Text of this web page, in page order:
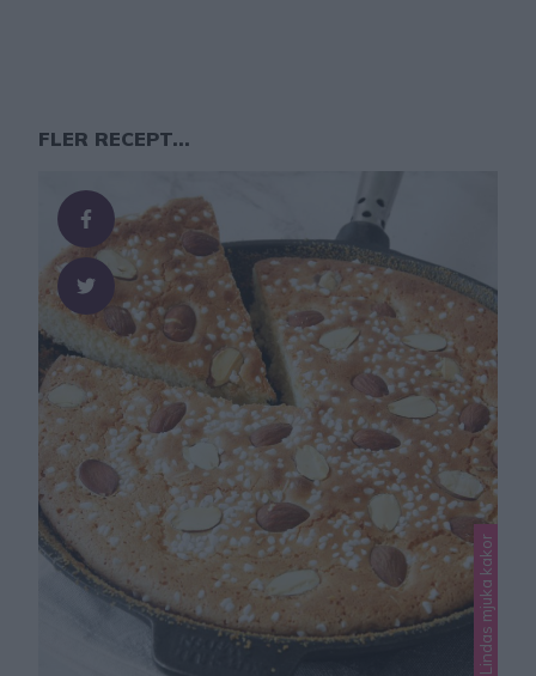
FLER RECEPT...
Lindas mjuka kakor